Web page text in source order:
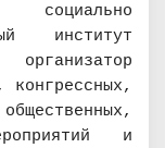
– социально
институт
конгрессных,
и